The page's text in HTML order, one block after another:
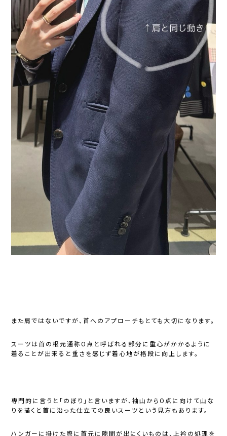
また肩ではないですが、首へのアプローチもとても大切になります。
スーツは首の根元通称O点と呼ばれる部分に重心がかかるように
着ることが出来ると重さを感じず着心地が格段に向上します。
専門的に言うと「のぼり」と言いますが、袖山からO点に向けて山な
りを描くと首に沿った仕立ての良いスーツという見方もあります。
ハンガーに掛けた際に首元に隙間が出にくいものは、上衿の処理を